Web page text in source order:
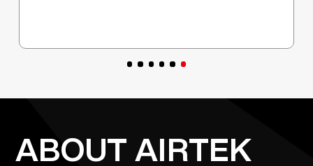
ABOUT AIRTEK